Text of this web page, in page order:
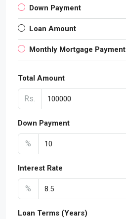
Down Payment
Loan Amount
Monthly Mortgage Payment
Total Amount
Rs.
Down Payment
%
Interest Rate
%
Loan Terms (Years)